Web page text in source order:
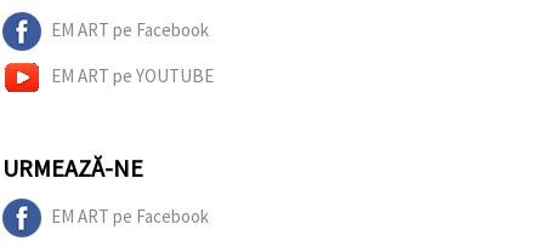
EM ART pe Facebook
EM ART pe YOUTUBE
URMEAZĂ-NE
EM ART pe Facebook